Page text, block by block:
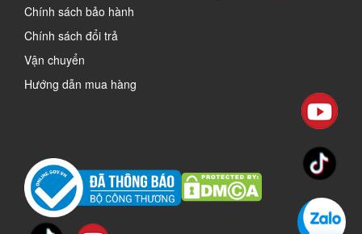
Chính sách bảo hành
Chính sách đổi trả
Vận chuyển
Hướng dẫn mua hàng